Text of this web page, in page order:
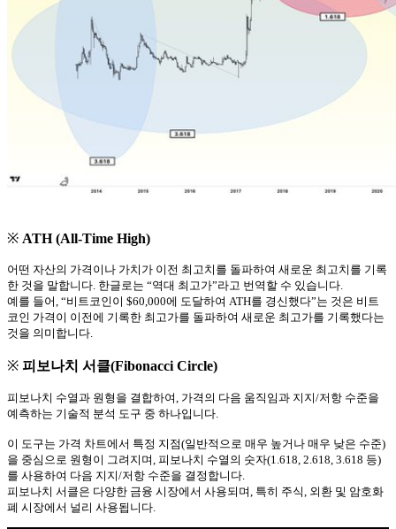
※ ATH (All-Time High)
어떤 자산의 가격이나 가치가 이전 최고치를 돌파하여 새로운 최고치를 기록
한 것을 말합니다. 한글로는 “역대 최고가”라고 번역할 수 있습니다.
예를 들어, “비트코인이 $60,000에 도달하여 ATH를 경신했다”는 것은 비트
코인 가격이 이전에 기록한 최고가를 돌파하여 새로운 최고가를 기록했다는
것을 의미합니다.
※ 피보나치 서클(Fibonacci Circle)
피보나치 수열과 원형을 결합하여, 가격의 다음 움직임과 지지/저항 수준을
예측하는 기술적 분석 도구 중 하나입니다.
이 도구는 가격 차트에서 특정 지점(일반적으로 매우 높거나 매우 낮은 수준)
을 중심으로 원형이 그려지며, 피보나치 수열의 숫자(1.618, 2.618, 3.618 등)
를 사용하여 다음 지지/저항 수준을 결정합니다.
피보나치 서클은 다양한 금융 시장에서 사용되며, 특히 주식, 외환 및 암호화
폐 시장에서 널리 사용됩니다.